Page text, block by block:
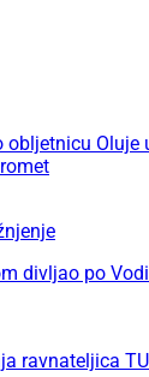
obljetnicu Oluje
divljao po
ravnateljica